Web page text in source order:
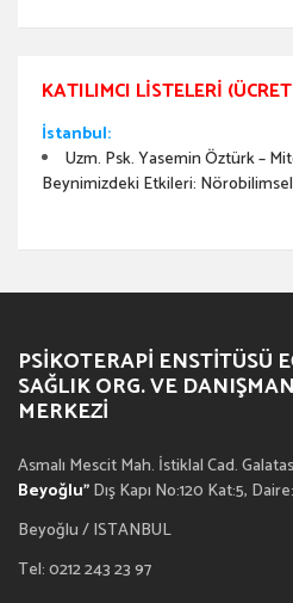
KATILIMCI LISTELERI
İstanbul:
Uzm. Psk. Yasemin Öztürk –
Beynimizdeki Etkileri: Nörobilimsel
PSIKOTERAPI ENSTITÜSÜ
SAĞLIK ORG. VE
MERKEZI
Asmalı Mescit Mah. İstiklal Cad.
Beyoğlu”Dış Kapı No:120 Kat:5,
Beyoğlu / ISTANBUL
Tel: 0212 243 23 97